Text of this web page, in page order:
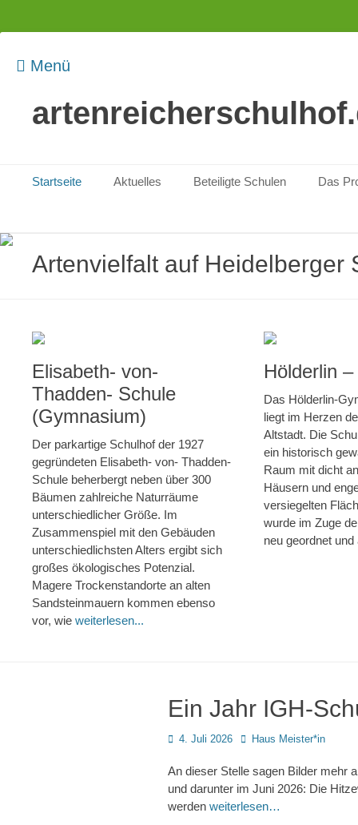
Menü
Primäres Menü
Inhalt
Startseite Aktuelles Beteiligte Schulen Das
planetaren
Artenvielfalt auf Heidelberger
Elisabeth- von-
Thadden- Schule
(Gymnasium)
Der parkartige Schulhof der 1927
gegründeten Elisabeth- von- Thadden-
Schule beherbergt neben über 300
Bäumen zahlreiche Naturräume
unterschiedlicher Größe. Im
Zusammenspiel mit den Gebäuden
unterschiedlichsten Alters ergibt sich
großes ökologisches Potenzial.
Magere Trockenstandorte an alten
Sandsteinmauern kommen ebenso
vor, wie weiterlesen...
Hölderlin
Das Hölderlin-
liegt im Herzen
Altstadt. Die
ein historisch
Raum mit dicht
Häusern und
versiegelten
wurde im Zuge
neu geordnet
Ein Jahr IGH-
Posted
4. Juli 2026 AutorHaus Meister*in
An dieser Stelle sagen Bilder mehr
und darunter im Juni 2026: Die
werden weiterlesen…